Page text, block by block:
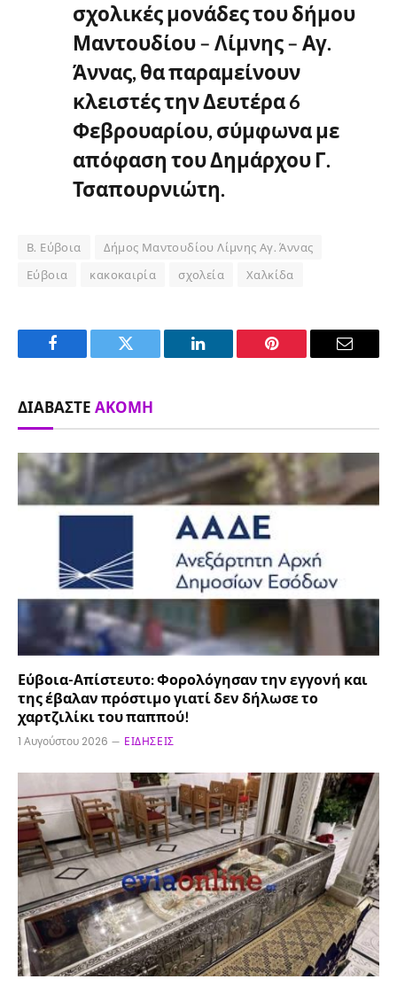
σχολικές μονάδες του δήμου
Μαντουδίου – Λίμνης – Αγ.
Άννας, θα παραμείνουν
κλειστές την Δευτέρα 6
Φεβρουαρίου, σύμφωνα με
απόφαση του Δημάρχου Γ.
Τσαπουρνιώτη.
Β. Εύβοια
Δήμος Μαντουδίου Λίμνης Αγ. Άννας
Εύβοια
κακοκαιρία σχολεία Χαλκίδα
Facebook Twitter LinkedIn Pinterest Email
ΔΙΑΒΆΣΤΕ ΑΚΌΜΗ
Εύβοια-Απίστευτο: Φορολόγησαν την εγγονή και
της έβαλαν πρόστιμο γιατί δεν δήλωσε το
χαρτζιλίκι του παππού!
1 Αυγούστου 2026 ΕΙΔΉΣΕΙΣ